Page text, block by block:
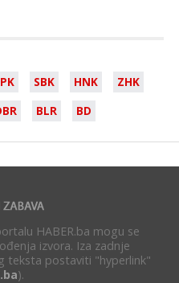
SBK HNK
ZHK
BLR BD
HABER.ba mogu se
izvora. Iza zadnje
teksta postaviti "hyperlink"
).